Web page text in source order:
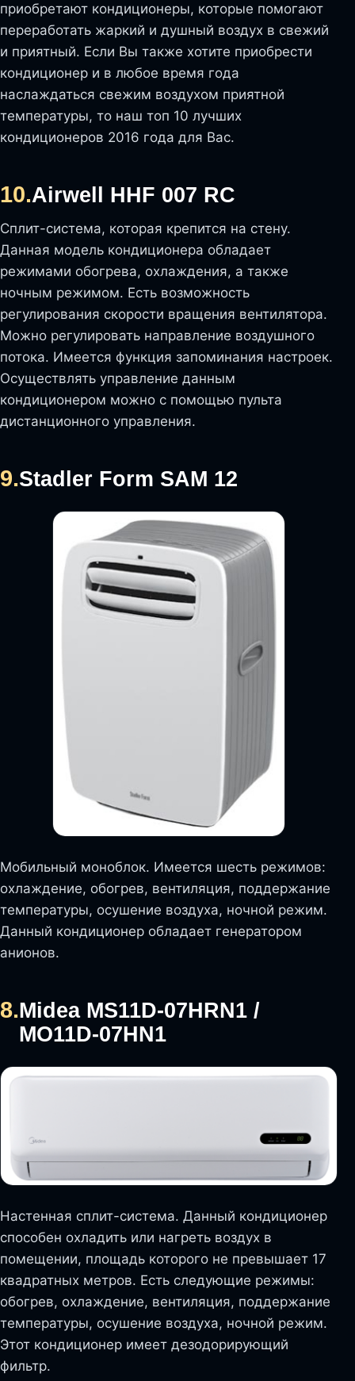
приобретают кондиционеры, которые помогают
переработать жаркий и душный воздух в свежий
и приятный. Если Вы также хотите приобрести
кондиционер и в любое время года
наслаждаться свежим воздухом приятной
температуры, то наш топ 10 лучших
кондиционеров 2016 года для Вас.
10.Airwell HHF 007 RC
Сплит-система, которая крепится на стену.
Данная модель кондиционера обладает
режимами обогрева, охлаждения, а также
ночным режимом. Есть возможность
регулирования скорости вращения вентилятора.
Можно регулировать направление воздушного
потока. Имеется функция запоминания настроек.
Осуществлять управление данным
кондиционером можно с помощью пульта
дистанционного управления.
9.Stadler Form SAM 12
Мобильный моноблок. Имеется шесть режимов:
охлаждение, обогрев, вентиляция, поддержание
температуры, осушение воздуха, ночной режим.
Данный кондиционер обладает генератором
анионов.
8.Midea MS11D-07HRN1 /
MO11D-07HN1
Настенная сплит-система. Данный кондиционер
способен охладить или нагреть воздух в
помещении, площадь которого не превышает 17
квадратных метров. Есть следующие режимы:
обогрев, охлаждение, вентиляция, поддержание
температуры, осушение воздуха, ночной режим.
Этот кондиционер имеет дезодорирующий
фильтр.